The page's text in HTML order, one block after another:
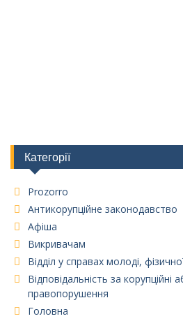
Категорії
Prozorro
Антикорупційне законодавство
Афіша
Викривачам
Відділ у справах молоді,
Відповідальність за корупційні
правопорушення
Головна